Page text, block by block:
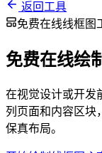
返回工具
免费在线线框图
免费在线绘
在视觉设计或开发
列页面和内容区块
保真布局。